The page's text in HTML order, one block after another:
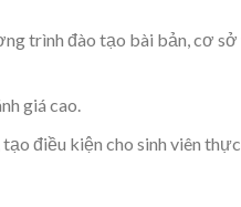
trình đào tạo bài bản, cơ
giá cao.
điều kiện cho sinh viên thực